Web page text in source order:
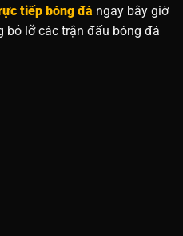
tiếp bóng đá ngay bây giờ
bỏ lỡ các trận đấu bóng đá